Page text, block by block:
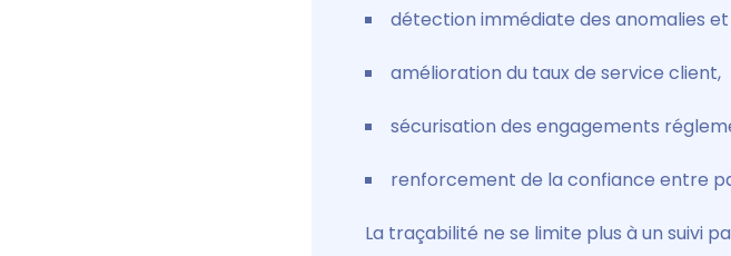
détection immédiate des anomalies
amélioration du taux de service client,
sécurisation des engagements
renforcement de la confiance entre
La traçabilité ne se limite plus à un suivi